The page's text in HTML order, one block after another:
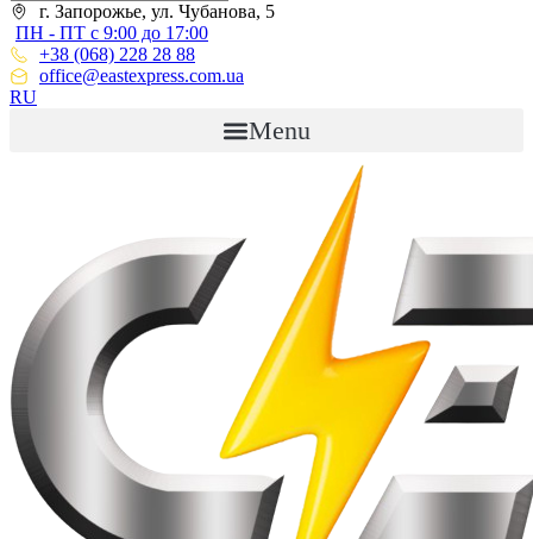
г. Запорожье, ул. Чубанова, 5
ПН - ПТ с 9:00 до 17:00
+38 (068) 228 28 88
office@eastexpress.com.ua
RU
Menu